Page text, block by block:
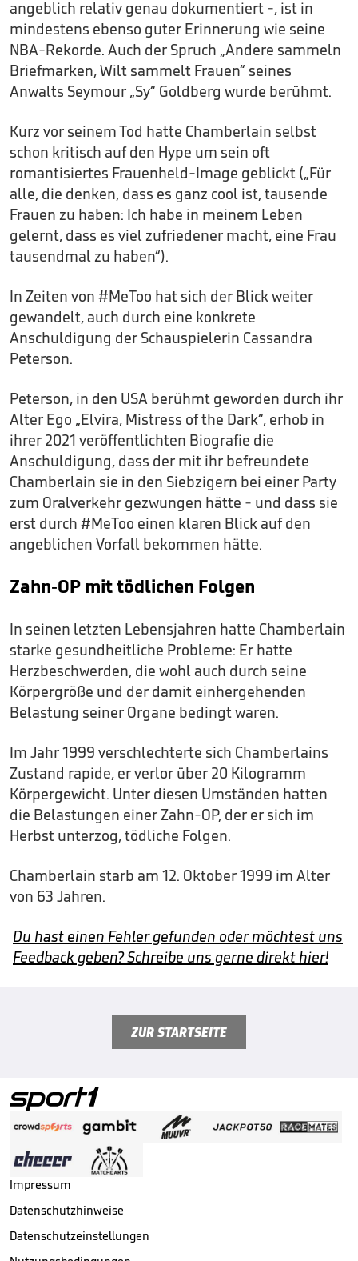
angeblich relativ genau dokumentiert -, ist in
mindestens ebenso guter Erinnerung wie seine
NBA-Rekorde. Auch der Spruch „Andere sammeln
Briefmarken, Wilt sammelt Frauen“ seines
Anwalts Seymour „Sy“ Goldberg wurde berühmt.
Kurz vor seinem Tod hatte Chamberlain selbst
schon kritisch auf den Hype um sein oft
romantisiertes Frauenheld-Image geblickt („Für
alle, die denken, dass es ganz cool ist, tausende
Frauen zu haben: Ich habe in meinem Leben
gelernt, dass es viel zufriedener macht, eine Frau
tausendmal zu haben“).
In Zeiten von #MeToo hat sich der Blick weiter
gewandelt, auch durch eine konkrete
Anschuldigung der Schauspielerin Cassandra
Peterson.
Peterson, in den USA berühmt geworden durch ihr
Alter Ego „Elvira, Mistress of the Dark“, erhob in
ihrer 2021 veröffentlichten Biografie die
Anschuldigung, dass der mit ihr befreundete
Chamberlain sie in den Siebzigern bei einer Party
zum Oralverkehr gezwungen hätte - und dass sie
erst durch #MeToo einen klaren Blick auf den
angeblichen Vorfall bekommen hätte.
Zahn-OP mit tödlichen Folgen
In seinen letzten Lebensjahren hatte Chamberlain
starke gesundheitliche Probleme: Er hatte
Herzbeschwerden, die wohl auch durch seine
Körpergröße und der damit einhergehenden
Belastung seiner Organe bedingt waren.
Im Jahr 1999 verschlechterte sich Chamberlains
Zustand rapide, er verlor über 20 Kilogramm
Körpergewicht. Unter diesen Umständen hatten
die Belastungen einer Zahn-OP, der er sich im
Herbst unterzog, tödliche Folgen.
Chamberlain starb am 12. Oktober 1999 im Alter
von 63 Jahren.
Du hast einen Fehler gefunden oder möchtest uns
Feedback geben? Schreibe uns gerne direkt hier!
ZUR STARTSEITE
Impressum
Datenschutzhinweise
Datenschutzeinstellungen